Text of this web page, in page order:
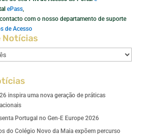
ePass,
com o nosso departamento de suporte
de Acesso
Notícias
inspira uma nova geração de práticas
Portugal no Gen-E Europe 2026
do Colégio Novo da Maia expõem percurso